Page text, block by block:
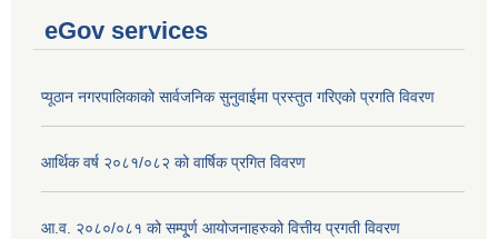
eGov services
प्यूठान नगरपालिकाको सार्वजनिक सुनुवाईमा प्रस्तुत गरिएको प्रगति विवरण
आर्थिक वर्ष २०८१/०८२ को वार्षिक प्रगित विवरण
आ.व. २०८०/०८१ को सम्पू्र्ण आयोजनाहरुको वित्तीय प्रगती विवरण